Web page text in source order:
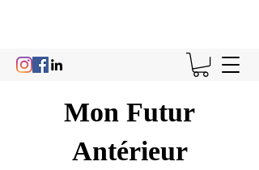
Mon Futur
Antérieur